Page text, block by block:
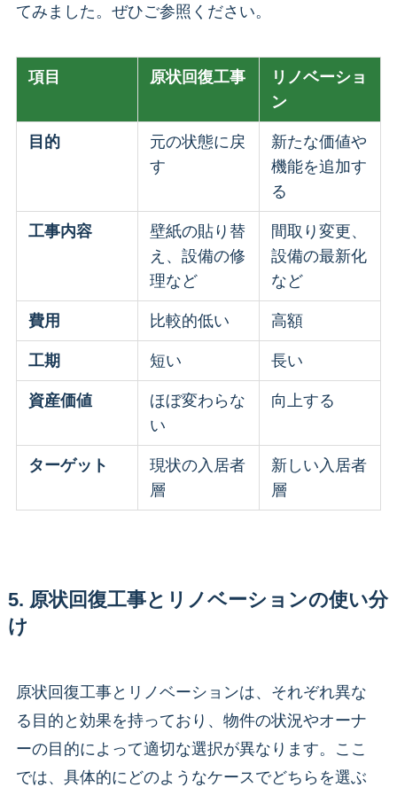
てみました。ぜひご参照ください。
項目 原状回復工事
リノベーショ
ン
目的
元の状態に戻
す
新たな価値や
機能を追加す
る
工事内容
壁紙の貼り替
え、設備の修
理など
間取り変更、
設備の最新化
など
費用 比較的低い 高額
工期 短い 長い
資産価値
ほぼ変わらな
い
向上する
ターゲット
現状の入居者
層
新しい入居者
層
5. 原状回復工事とリノベーションの使い分
け
原状回復工事とリノベーションは、それぞれ異な
る目的と効果を持っており、物件の状況やオーナ
ーの目的によって適切な選択が異なります。ここ
では、具体的にどのようなケースでどちらを選ぶ